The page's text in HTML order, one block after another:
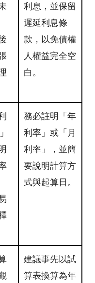
利息，並保留
遲延利息條
款，以免債權
人權益完全空
白。
務必註明「年
利率」或「月
利率」，並簡
要說明計算方
式與起算日。
建議事先以試
算表換算為年